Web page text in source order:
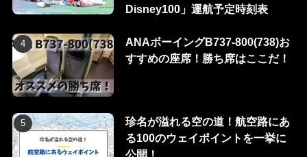
Disney100」運航予定時刻表
ANAボーイングB737-800(738)お
すすめの座席！勝ち席はここだ！
珍名が溢れる空の道！航空路にあ
る100のウェイポイントを一挙に
公開！